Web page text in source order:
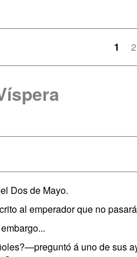
1 2
Dos de Mayo.
al emperador que no
á uno de sus